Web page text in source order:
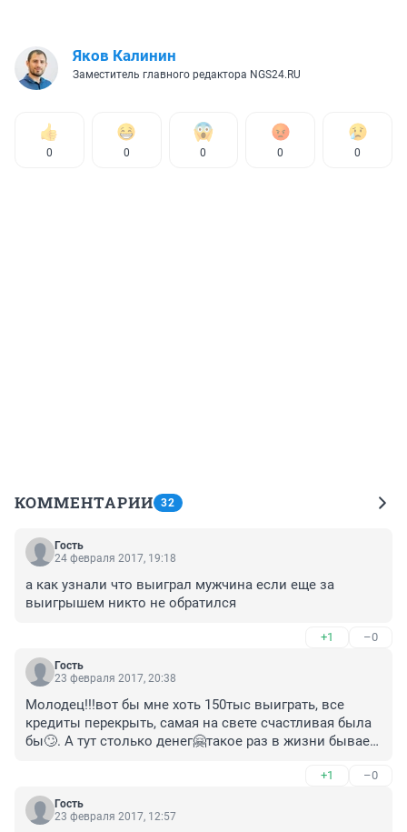
Яков Калинин
Заместитель главного редактора NGS24.RU
0 0 0 0 0
КОММЕНТАРИИ 32
Гость
24 февраля 2017, 19:18
а как узнали что выиграл мужчина если еще за
выигрышем никто не обратился
+1 –0
Гость
23 февраля 2017, 20:38
Молодец!!!вот бы мне хоть 150тыс выиграть, все
кредиты перекрыть, самая на свете счастливая была
бы🙄. А тут столько денег🤗такое раз в жизни бывает,
+1 –0
Гость
23 февраля 2017, 12:57